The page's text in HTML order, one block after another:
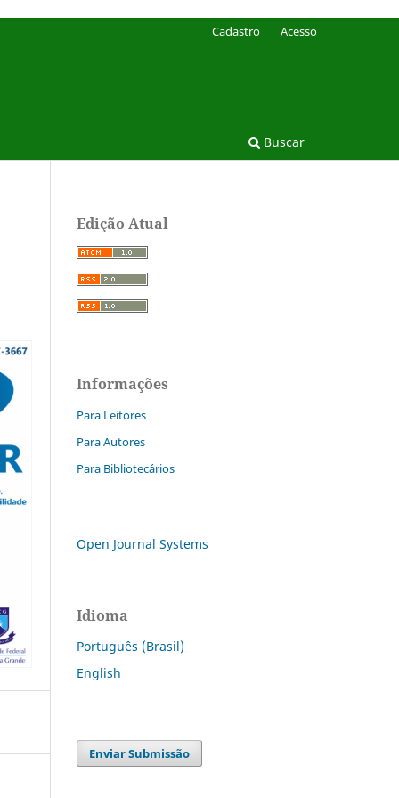
Buscar
Cadastro Acesso
Edição Atual
Informações
Para Leitores
Para Autores
Para Bibliotecários
Open Journal Systems
Idioma
Português (Brasil)
English
Enviar Submissão